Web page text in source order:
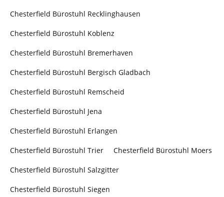
Chesterfield Bürostuhl Recklinghausen
Chesterfield Bürostuhl Koblenz
Chesterfield Bürostuhl Bremerhaven
Chesterfield Bürostuhl Bergisch Gladbach
Chesterfield Bürostuhl Remscheid
Chesterfield Bürostuhl Jena
Chesterfield Bürostuhl Erlangen
Chesterfield Bürostuhl Trier Chesterfield Bürostuhl Moers
Chesterfield Bürostuhl Salzgitter
Chesterfield Bürostuhl Siegen